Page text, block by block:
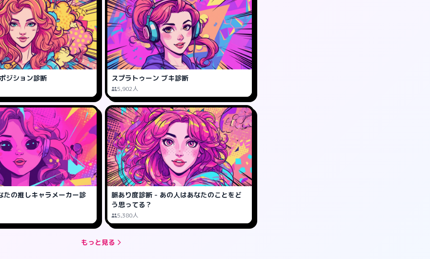
ジション診断 スプラトゥーン ブキ診断
5,902人
たの推しキャラメーカー診
脈あり度診断 - あの人はあなたのことをど
う思ってる？
5,380人
もっと見る